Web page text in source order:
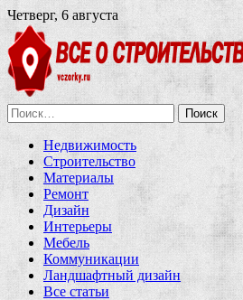
Четверг, 6 августа
Найти:
Недвижимость
Строительство
Материалы
Ремонт
Дизайн
Интерьеры
Мебель
Коммуникации
Ландшафтный дизайн
Все статьи